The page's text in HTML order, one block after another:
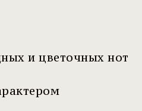
и цветочных нот